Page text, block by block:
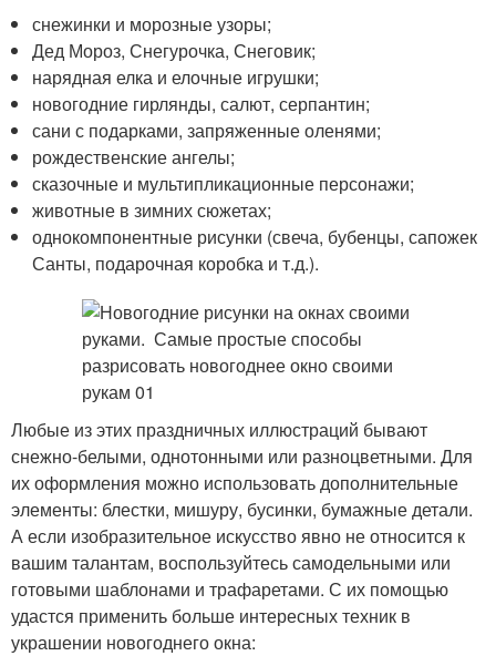
снежинки и морозные узоры;
Дед Мороз, Снегурочка, Снеговик;
нарядная елка и елочные игрушки;
новогодние гирлянды, салют, серпантин;
сани с подарками, запряженные оленями;
рождественские ангелы;
сказочные и мультипликационные персонажи;
животные в зимних сюжетах;
однокомпонентные рисунки (свеча, бубенцы, сапожек
Санты, подарочная коробка и т.д.).
Любые из этих праздничных иллюстраций бывают
снежно-белыми, однотонными или разноцветными. Для
их оформления можно использовать дополнительные
элементы: блестки, мишуру, бусинки, бумажные детали.
А если изобразительное искусство явно не относится к
вашим талантам, воспользуйтесь самодельными или
готовыми шаблонами и трафаретами. С их помощью
удастся применить больше интересных техник в
украшении новогоднего окна: